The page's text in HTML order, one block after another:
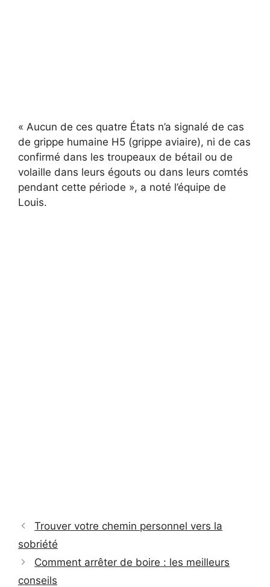
« Aucun de ces quatre États n’a signalé de cas
de grippe humaine H5 (grippe aviaire), ni de cas
confirmé dans les troupeaux de bétail ou de
volaille dans leurs égouts ou dans leurs comtés
pendant cette période », a noté l’équipe de
Louis.
Trouver votre chemin personnel vers la
sobriété
Comment arrêter de boire : les meilleurs
conseils